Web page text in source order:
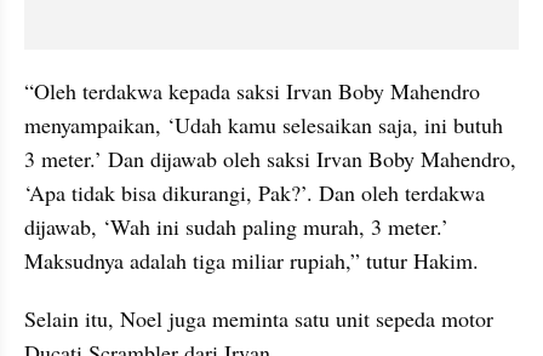
“Oleh terdakwa kepada saksi Irvan Boby Mahendro
menyampaikan, ‘Udah kamu selesaikan saja, ini butuh
3 meter.’ Dan dijawab oleh saksi Irvan Boby Mahendro,
‘Apa tidak bisa dikurangi, Pak?’. Dan oleh terdakwa
dijawab, ‘Wah ini sudah paling murah, 3 meter.’
Maksudnya adalah tiga miliar rupiah,” tutur Hakim.
Selain itu, Noel juga meminta satu unit sepeda motor